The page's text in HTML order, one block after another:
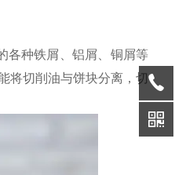
各种铁屑、铝屑、铜屑等
将切削油与饼块分离，切